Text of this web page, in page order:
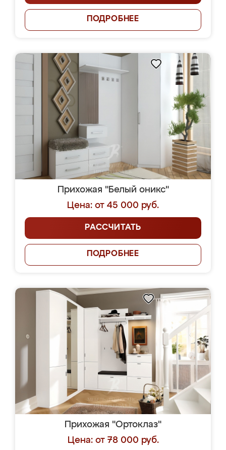
ПОДРОБНЕЕ
Прихожая "Белый оникс"
Цена: от 45 000 руб.
РАССЧИТАТЬ
ПОДРОБНЕЕ
Прихожая "Ортоклаз"
Цена: от 78 000 руб.